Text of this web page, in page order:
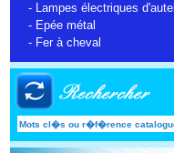
- Lampes électriques d'autel
- Epée métal
- Fer à cheval